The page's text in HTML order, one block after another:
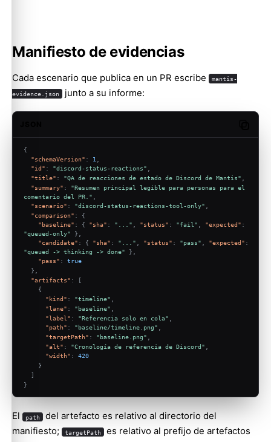
Manifiesto de evidencias
Cada escenario que publica en un PR escribe mantis-
evidence.json junto a su informe:
{
"schemaVersion" : 1
"id" : "discord-status-reactions" ,
"title" : "QA de reacciones de estado de Discord de Mantis"
"summary" :
"Resumen principal legible para personas para el
comentario del PR."
"scenario" : "discord-status-reactions-tool-only"
"comparison" :
{
"baseline" : { "sha" : "..." "status" : "fail" "expected" :
"queued-only"
}
"candidate" : { "sha" : "..." "status" : "pass" "expected" :
"queued -> thinking -> done"
}
"pass" :
true
}
"artifacts" :
[
{
"kind" : "timeline"
"lane" : "baseline"
"label" : "Referencia solo en cola"
"path" : "baseline/timeline.png"
"targetPath" : "baseline.png"
"alt" : "Cronología de referencia de Discord"
"width" :
420
}
]
}
El path del artefacto es relativo al directorio del
manifiesto;
targetPath es relativo al prefijo de artefactos